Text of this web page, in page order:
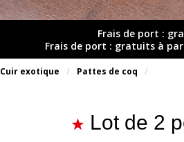
Frais de port :
Frais de port : gratuits à
Cuir exotique Pattes de coq
Lot de 2